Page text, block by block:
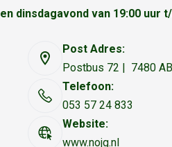
en dinsdagavond van 19:00 uur
Post Adres:
Postbus 72 | 7480
Telefoon:
053 57 24 833
Website:
www.nojg.nl